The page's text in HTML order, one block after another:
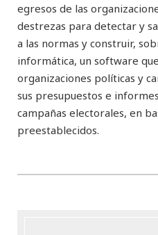
egresos de las
destrezas para detectar y
a las normas y construir,
informática, un software
organizaciones políticas y
sus presupuestos e
campañas electorales, en
preestablecidos.